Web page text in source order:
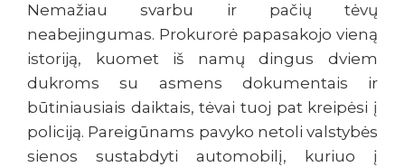
Nemažiau svarbu ir pačių tėvų
neabejingumas. Prokurorė papasakojo vieną
istoriją, kuomet iš namų dingus dviem
dukroms su asmens dokumentais ir
būtiniausiais daiktais, tėvai tuoj pat kreipėsi į
policiją. Pareigūnams pavyko netoli valstybės
sienos sustabdyti automobilį, kuriuo į